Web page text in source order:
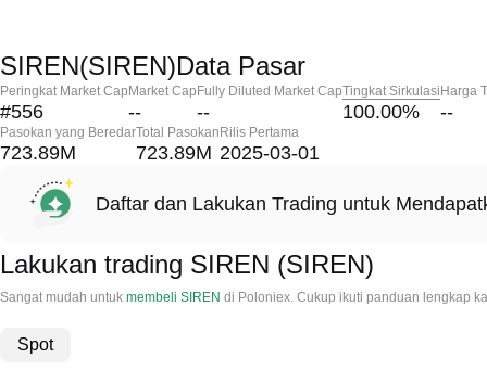
SIREN(SIREN)Data Pasar
Peringkat Market Cap
#556
Market Cap
--
Fully Diluted Market Cap
--
Tingkat Sirkulasi
100.00%
Harga
--
Pasokan yang Beredar
723.89M
Total Pasokan
723.89M
Rilis Pertama
2025-03-01
Daftar dan Lakukan Trading untuk
Lakukan trading SIREN (SIREN)
Sangat mudah untuk membeli SIREN di Poloniex. Cukup ikuti panduan lengkap
Spot